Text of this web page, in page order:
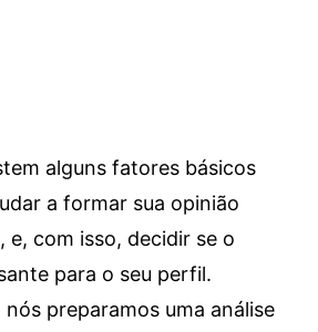
alguns fatores básicos
a formar sua opinião
e, com isso, decidir se o
para o seu perfil.
nós preparamos uma análise